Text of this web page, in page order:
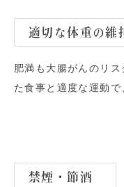
適切な体重の維
肥満も大腸がんのリ
た食事と適度な運動
禁煙・節酒